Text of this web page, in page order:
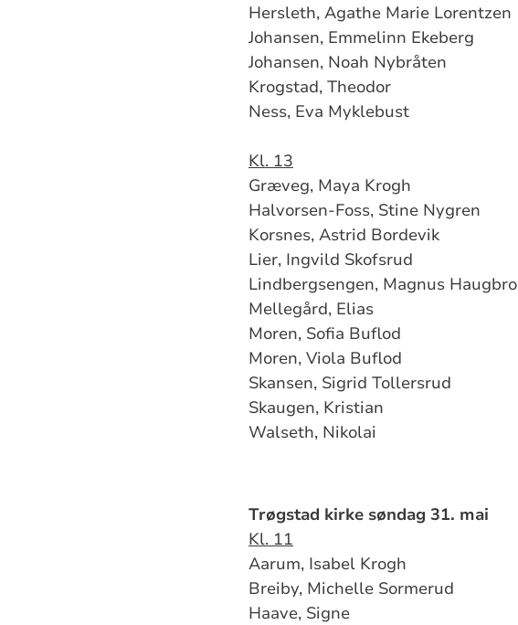
Hersleth, Agathe Marie Lorentzen
Johansen, Emmelinn Ekeberg
Johansen, Noah Nybråten
Krogstad, Theodor
Ness, Eva Myklebust
Kl. 13
Græveg, Maya Krogh
Halvorsen-Foss, Stine Nygren
Korsnes, Astrid Bordevik
Lier, Ingvild Skofsrud
Lindbergsengen, Magnus Haugbro
Mellegård, Elias
Moren, Sofia Buflod
Moren, Viola Buflod
Skansen, Sigrid Tollersrud
Skaugen, Kristian
Walseth, Nikolai
Trøgstad kirke søndag 31. mai
Kl. 11
Aarum, Isabel Krogh
Breiby, Michelle Sormerud
Haave, Signe